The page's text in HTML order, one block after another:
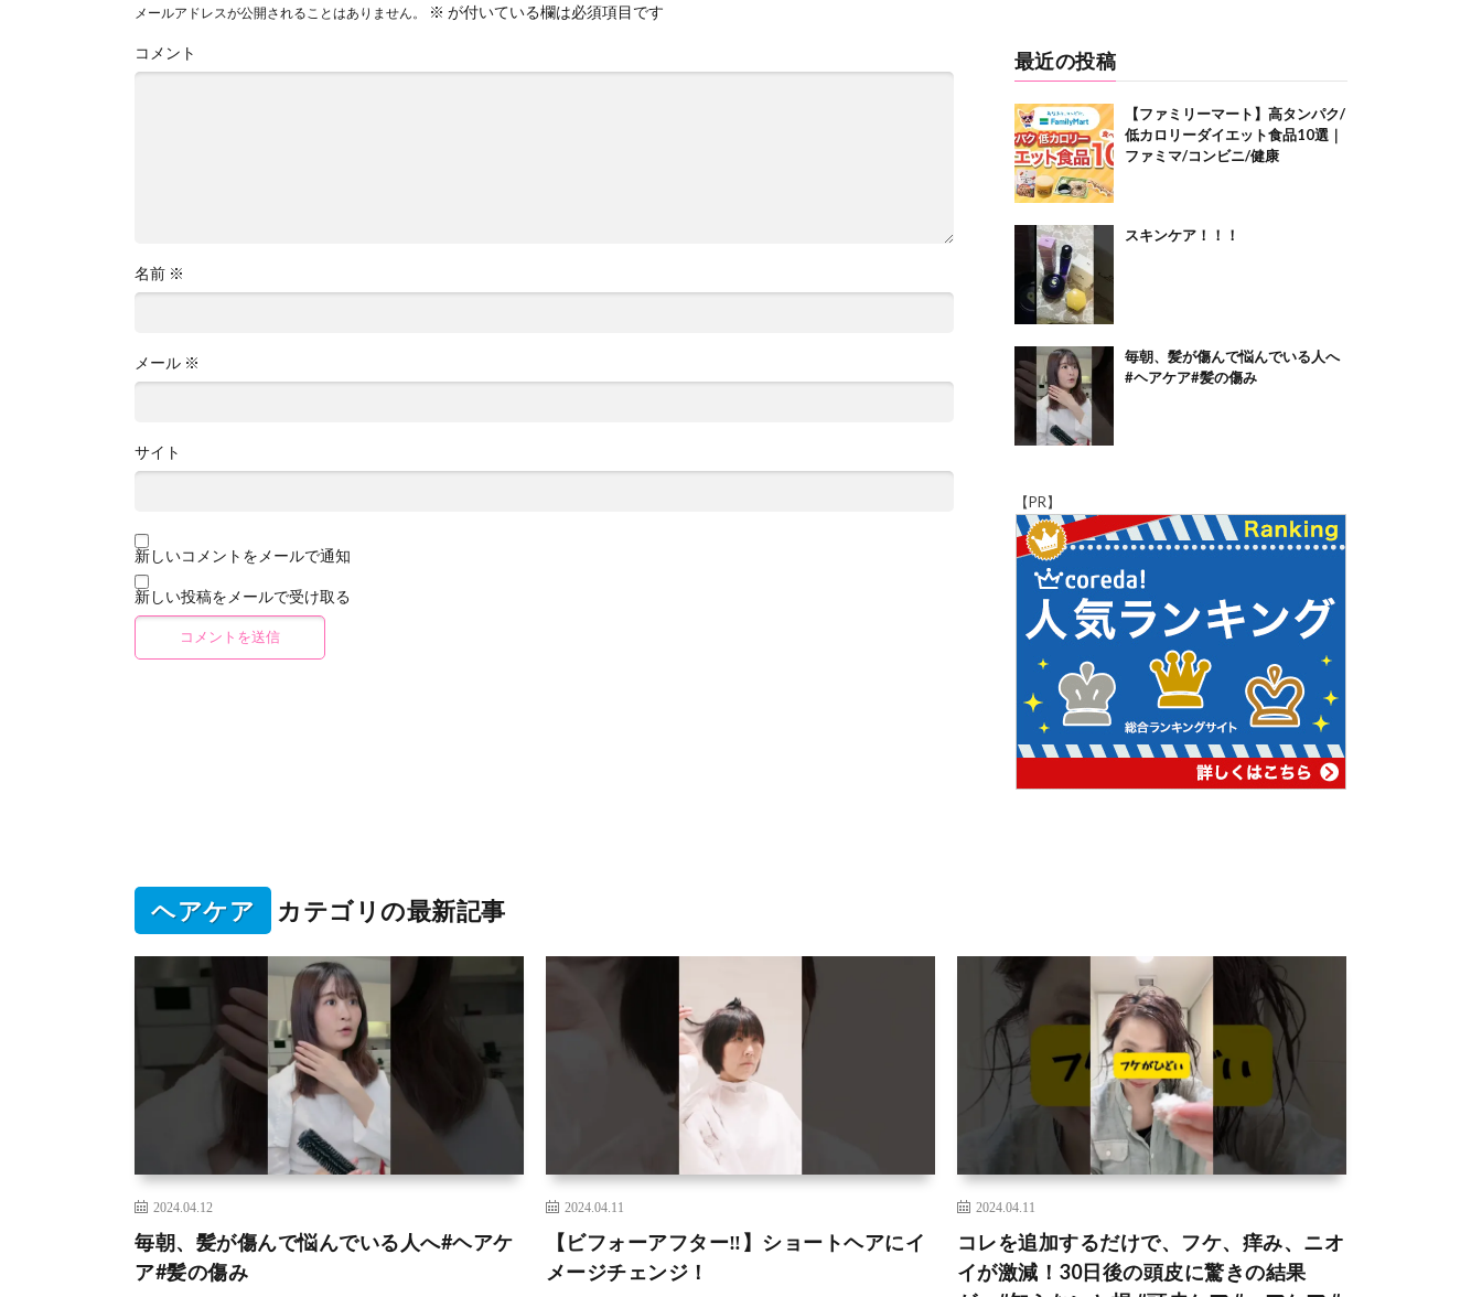
メールアドレスが公開されることはありません。 ※ が付いている欄は必須項目です
コメント
名前 ※
メール ※
サイト
新しいコメントをメールで通知
新しい投稿をメールで受け取る
最近の投稿
【ファミリーマート】高タンパク/
低カロリーダイエット食品10選｜
ファミマ/コンビニ/健康
スキンケア！！！
毎朝、髪が傷んで悩んでいる人へ
#ヘアケア#髪の傷み
【PR】
ヘアケア カテゴリの最新記事
2024.04.12
毎朝、髪が傷んで悩んでいる人へ#ヘアケ
ア#髪の傷み
2024.04.11
【ビフォーアフター‼️】ショートヘアにイ
メージチェンジ！
2024.04.11
コレを追加するだけで、フケ、痒み、ニオ
イが激減！30日後の頭皮に驚きの結果